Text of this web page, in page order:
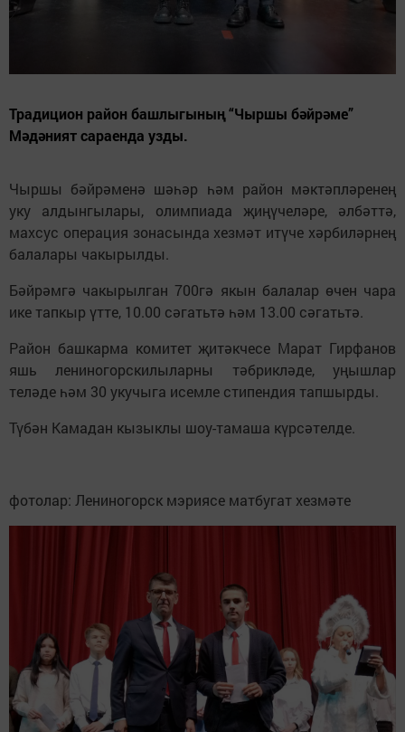
Традицион район башлыгының “Чыршы бәйрәме”
Мәдәният сараенда узды.
Чыршы бәйрәменә шәһәр һәм район мәктәпләренең
уку алдынгылары, олимпиада җиңүчеләре, әлбәттә,
махсус операция зонасында хезмәт итүче хәрбиләрнең
балалары чакырылды.
Бәйрәмгә чакырылган 700гә якын балалар өчен чара
ике тапкыр үтте, 10.00 сәгатьтә һәм 13.00 сәгатьтә.
Район башкарма комитет җитәкчесе Марат Гирфанов
яшь лениногорскилыларны тәбрикләде, уңышлар
теләде һәм 30 укучыга исемле стипендия тапшырды.
Түбән Камадан кызыклы шоу-тамаша күрсәтелде.
фотолар: Лениногорск мэриясе матбугат хезмәте